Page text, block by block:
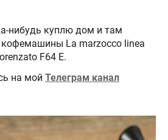
нибудь куплю дом и там
кофемашины La marzocco linea
F64 E.
на мой Телеграм канал